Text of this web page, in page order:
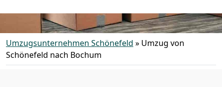
Umzugsunternehmen Schönefeld » Umzug von
Schönefeld nach Bochum